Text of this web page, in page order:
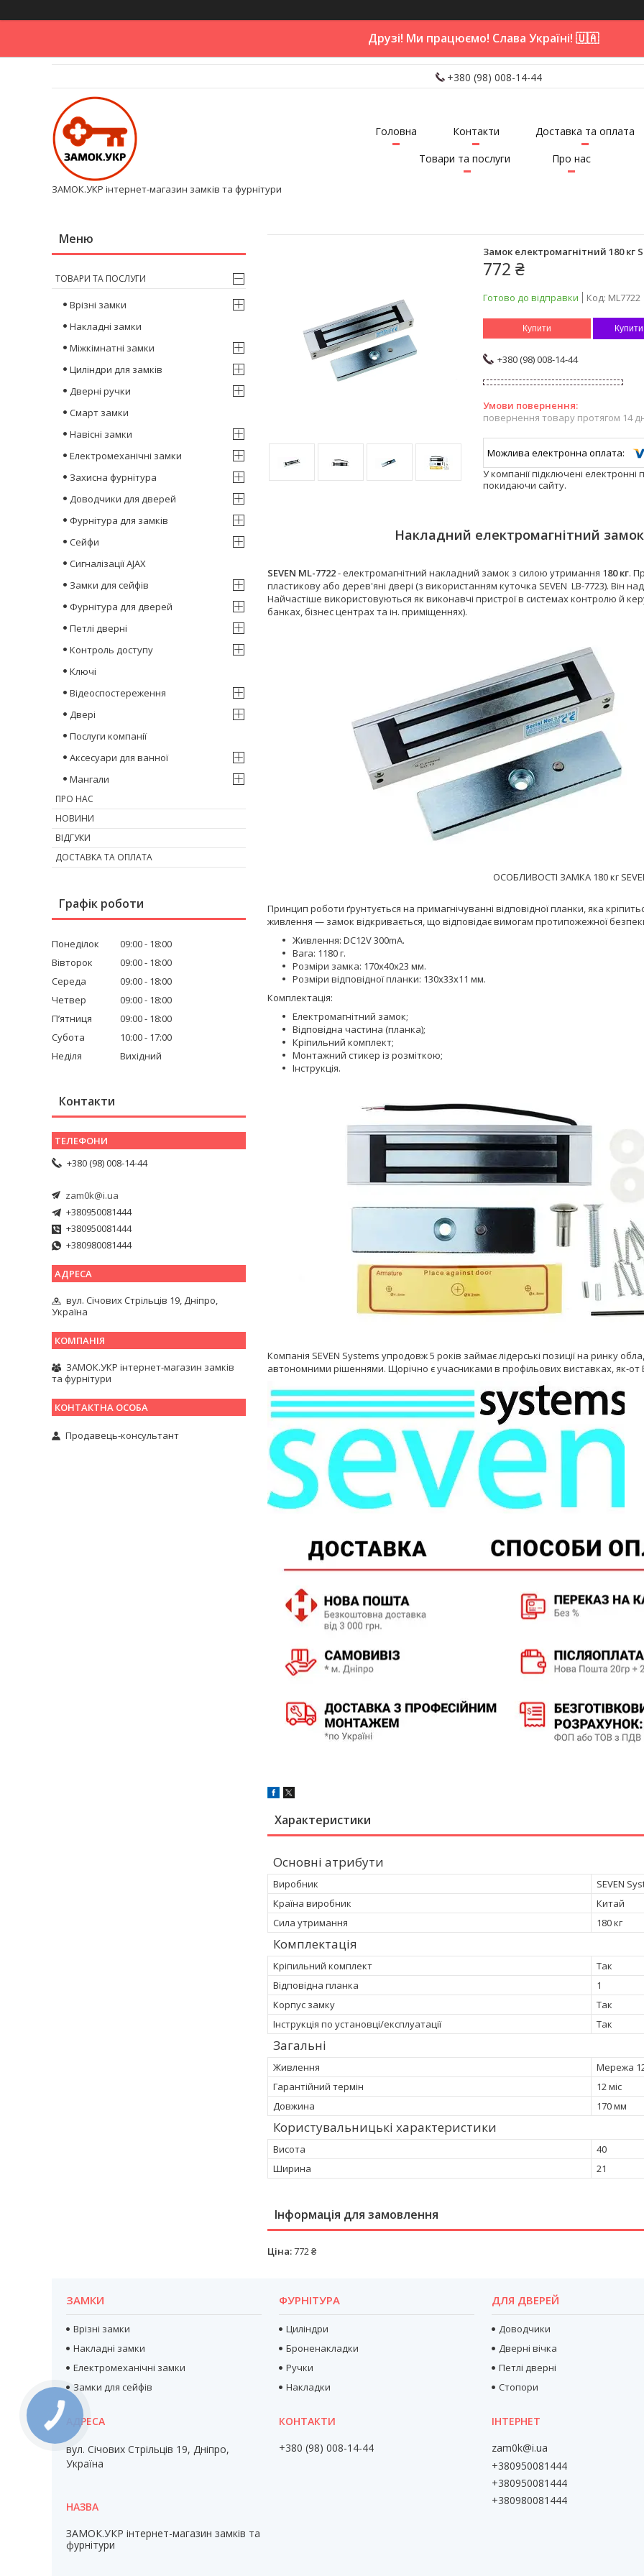
Друзі! Ми працюємо! Слава Україні! 🇺🇦
+380 (98) 008-14-44
ЗАМОК.УКР інтернет-магазин замків та фурнітури
Головна Контакти
Доставка та оплата
Товари та послуги
Про нас
Замок електромагнітний 180 кг
772 ₴
Готово до відправки Код: ML7722
Купити
+380 (98) 008-14-44
повернення товару протягом 14
У компанії підключені
покидаючи сайту.
Накладний електромагнітний замок
SEVEN ML-7722- електромагнітний накладний замок з силою утримання 180 кг.
пластикову або дерев'яні двері (з використанням куточка SEVEN LB-7723). Він
Найчастіше використовуються як виконавчі пристрої в системах контролю й
банках, бізнес центрах та ін. приміщеннях).
ОСОБЛИВОСТІ ЗАМКА 180 кг
Принцип роботи ґрунтується на примагнічуванні відповідної планки, яка
живлення — замок відкривається, що відповідає вимогам протипожежної
Живлення: DC12V 300mA.
Вага: 1180 г.
Розміри замка: 170х40х23 мм.
Розміри відповідної планки: 130х33х11 мм.
Комплектація:
Електромагнітний замок;
Відповідна частина (планка);
Кріпильний комплект;
Монтажний стикер із розміткою;
Інструкція.
Компанія SEVEN Systems упродовж 5 років займає лідерські позиції на ринку
автономними рішеннями. Щорічно є учасниками в профільових виставках, як-
Характеристики
Основні атрибути
Виробник
SEVEN
Країна виробник
Китай
Сила утримання
180 кг
Комплектація
Кріпильний комплект
Так
Відповідна планка
1
Корпус замку
Так
Інструкція по установці/експлуатації
Так
Загальні
Живлення
Мережа
Гарантійний термін
12 міс
Довжина
170 мм
Користувальницькі характеристики
Висота
40
Ширина
21
Інформація для замовлення
Ціна:772 ₴
ТОВАРИ ТА ПОСЛУГИ
Врізні замки
Накладні замки
Міжкімнатні замки
Циліндри для замків
Дверні ручки
Смарт замки
Навісні замки
Електромеханічні замки
Захисна фурнітура
Доводчики для дверей
Фурнітура для замків
Сейфи
Сигналізації AJAX
Замки для сейфів
Фурнітура для дверей
Петлі дверні
Контроль доступу
Ключі
Відеоспостереження
Двері
Послуги компанії
Аксесуари для ванної
Мангали
ПРО НАС
НОВИНИ
ВІДГУКИ
ДОСТАВКА ТА ОПЛАТА
Графік роботи
Понеділок 09:00
18:00
Вівторок
09:00
18:00
Середа
09:00
18:00
Четвер
09:00
18:00
Пʼятниця
09:00
18:00
Субота
10:00
17:00
Неділя
Вихідний
Контакти
+380 (98) 008-14-44
zam0k@i.ua
+380950081444
+380950081444
+380980081444
вул. Січових Стрільців 19, Дніпро,
Україна
ЗАМОК.УКР інтернет-магазин замків
та фурнітури
Продавець-консультант
ЗАМКИ
Врізні замки
Накладні замки
Електромеханічні замки
Замки для сейфів
ФУРНІТУРА
Циліндри
Броненакладки
Ручки
Накладки
ДЛЯ ДВЕРЕЙ
Доводчики
Дверні вічка
Петлі дверні
Стопори
вул. Січових Стрільців 19, Дніпро,
Україна
ЗАМОК.УКР інтернет-магазин замків та
фурнітури
+380 (98) 008-14-44
zam0k@i.ua
+380950081444
+380950081444
+380980081444